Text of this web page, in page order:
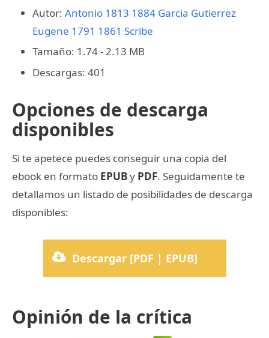
Autor: Antonio 1813 1884 Garcia Gutierrez
Eugene 1791 1861 Scribe
Tamaño: 1.74 - 2.13 MB
Descargas: 401
Opciones de descarga
disponibles
Si te apetece puedes conseguir una copia del
ebook en formato EPUBy PDF. Seguidamente te
detallamos un listado de posibilidades de descarga
disponibles:
Descargar [PDF | EPUB]
Opinión de la crítica